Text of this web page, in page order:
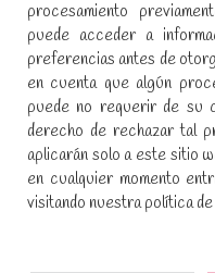
SÍGUENOS EN
Encuéntranos en:
Facebook
page
opens
in
new
YouTube
page
opens
in
new
Instagram
page
opens
in
new
No te pierdas las
nuestra newsletter:
procesamiento
puede acceder a
preferencias antes de
en cuenta que algún
puede no requerir de su
derecho de rechazar tal
aplicarán solo a este sitio
en cualquier momento
visitando nuestra política